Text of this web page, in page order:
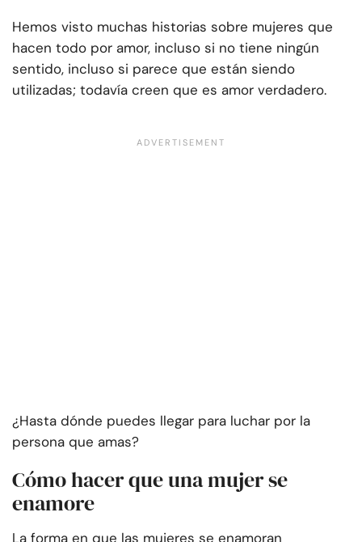
Hemos visto muchas historias sobre mujeres que
hacen todo por amor, incluso si no tiene ningún
sentido, incluso si parece que están siendo
utilizadas; todavía creen que es amor verdadero.
¿Hasta dónde puedes llegar para luchar por la
persona que amas?
Cómo hacer que una mujer se
enamore
La forma en que las mujeres se enamoran